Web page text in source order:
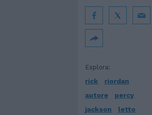
Esplora:
rick
riordan
autore
percy
jackson
letto